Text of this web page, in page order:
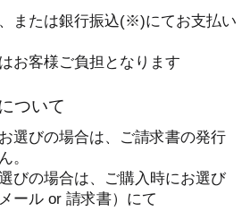
または銀行振込(※)にてお支払い
お客様ご負担となります
ついて
選びの場合は、ご請求書の発行
。
びの場合は、ご購入時にお選び
ール or 請求書）にて